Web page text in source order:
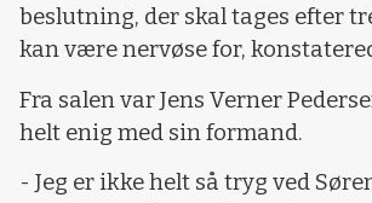
beslutning, der skal tages efter
kan være nervøse for,
Fra salen var Jens Verner
helt enig med sin formand.
- Jeg er ikke helt så tryg ved